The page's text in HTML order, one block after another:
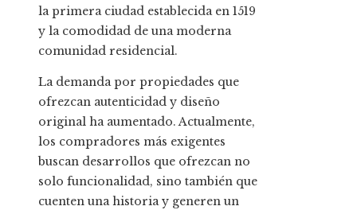
la primera ciudad establecida en 1519
y la comodidad de una moderna
comunidad residencial.
La demanda por propiedades que
ofrezcan autenticidad y diseño
original ha aumentado. Actualmente,
los compradores más exigentes
buscan desarrollos que ofrezcan no
solo funcionalidad, sino también que
cuenten una historia y generen un